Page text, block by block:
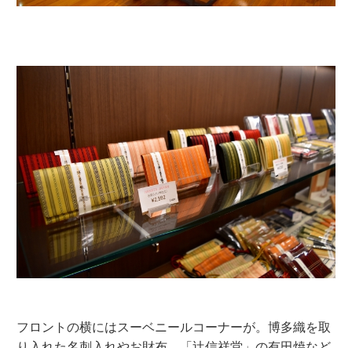
フロントの横にはスーベニールコーナーが。博多織を取